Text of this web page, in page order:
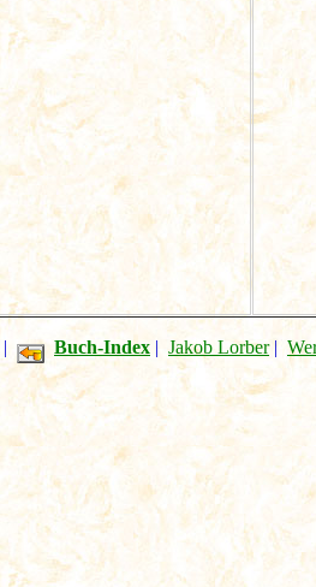
| Buch-Index | Jakob Lorber|